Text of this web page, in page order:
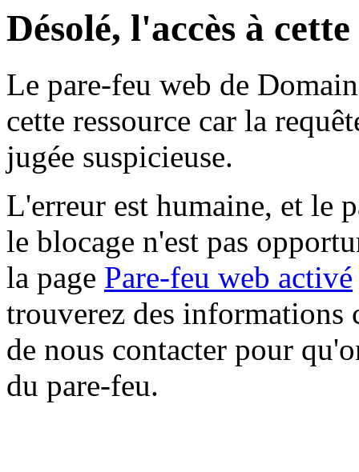
Désolé, l'accès à
Le pare-feu web de
cette ressource car la
jugée suspicieuse.
L'erreur est humaine, et le
le blocage n'est pas
la page Pare-feu web activé
trouverez des informations
de nous contacter pour
du pare-feu.